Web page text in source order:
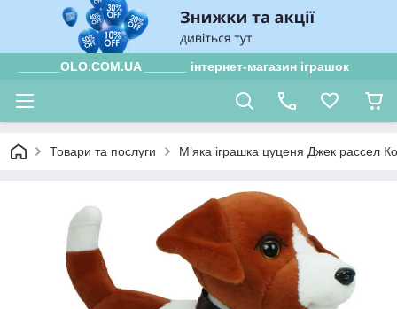
______OLO.COM.UA ______ інтернет-магазин іграшок
Товари та послуги М’яка іграшка цуценя Джек рассел